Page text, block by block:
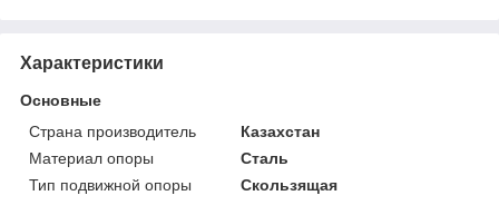
Характеристики
Основные
Страна производитель
Казахстан
Материал опоры
Сталь
Тип подвижной опоры
Скользящая